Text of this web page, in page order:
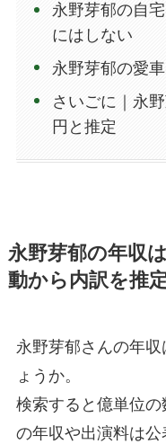
永野芽郁の自
にはしない
永野芽郁の愛
さいごに｜永
円と推定
永野芽郁の年収
動から内訳を推
永野芽郁さんの年
ょうか。
検索すると億単位
の年収や出演料は公